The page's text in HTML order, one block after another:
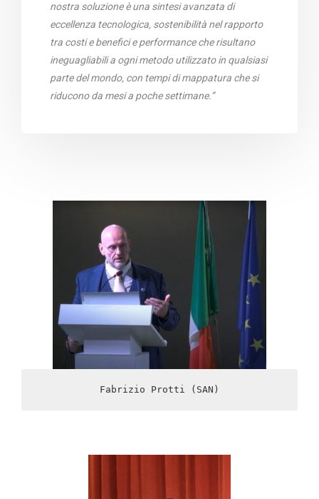
nostra soluzione è una sintesi avanzata di
eccellenza tecnologica, sostenibilità nel rapporto
tra costi e benefici e performance che risultano
ineguagliabili a ogni metodo utilizzato in qualsiasi
parte del mondo, con tempi di mappatura che si
riducono da mesi a poche settimane.”
Fabrizio Protti (SAN)